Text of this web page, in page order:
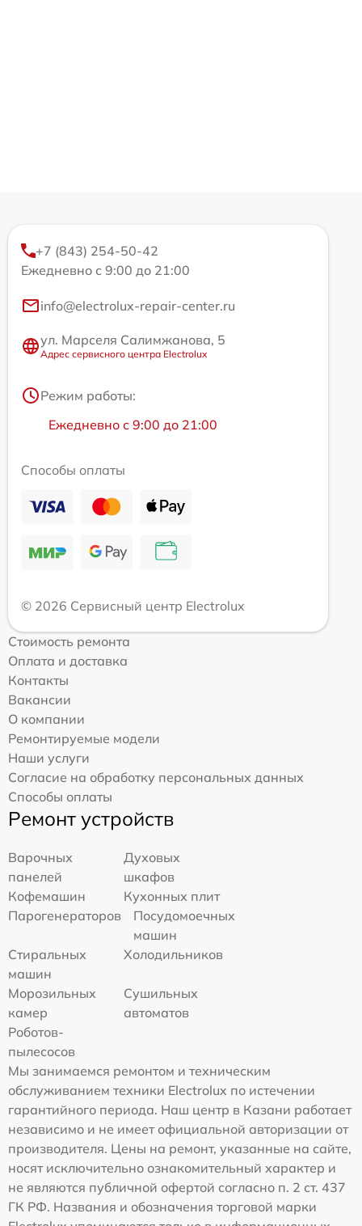
+7 (843) 254-50-42
Ежедневно с 9:00 до 21:00
info@electrolux-repair-center.ru
ул. Марселя Салимжанова, 5
Адрес сервисного центра Electrolux
Режим работы:
Ежедневно с 9:00 до 21:00
Способы оплаты
© 2026 Сервисный центр Electrolux
Стоимость ремонта
Оплата и доставка
Контакты
Вакансии
О компании
Ремонтируемые модели
Наши услуги
Согласие на обработку персональных данных
Способы оплаты
Ремонт устройств
Варочных
панелей
Духовых
шкафов
Кофемашин
Кухонных плит
Парогенераторов
Посудомоечных
машин
Стиральных
машин
Холодильников
Морозильных
камер
Сушильных
автоматов
Роботов-
пылесосов
Мы занимаемся ремонтом и техническим
обслуживанием техники Electrolux по истечении
гарантийного периода. Наш центр в Казани работает
независимо и не имеет официальной авторизации от
производителя. Цены на ремонт, указанные на сайте,
носят исключительно ознакомительный характер и
не являются публичной офертой согласно п. 2 ст. 437
ГК РФ. Названия и обозначения торговой марки